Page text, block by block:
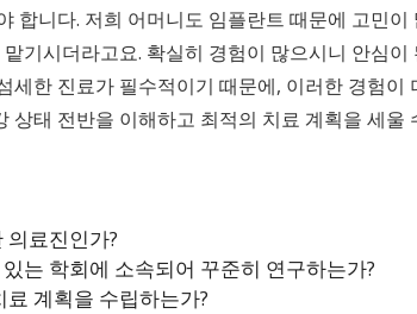
합니다. 저희 어머니도 임플란트 때문에 고민이
맡기시더라고요. 확실히 경험이 많으시니 안심
세한 진료가 필수적이기 때문에, 이러한 경험이
상태 전반을 이해하고 최적의 치료 계획을 세울
료진인가?
는 학회에 소속되어 꾸준히 연구하는가?
계획을 수립하는가?